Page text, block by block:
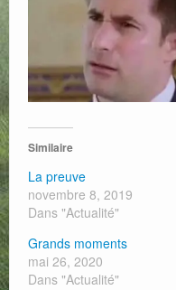
Similaire
La preuve
novembre 8, 2019
Dans "Actualité"
Grands moments
mai 26, 2020
Dans "Actualité"